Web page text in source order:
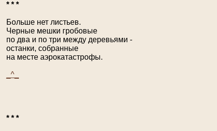
* * *
Больше нет листьев.
Черные мешки гробовые
по два и по три между деревьями -
останки, собранные
на месте аэрокатастрофы.
_^_
* * *